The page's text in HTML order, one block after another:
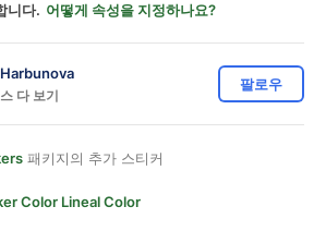
니다. 어떻게 속성을 지정하나요?
다 보기
팔로우
패키지의 추가 스티커
Color Lineal Color